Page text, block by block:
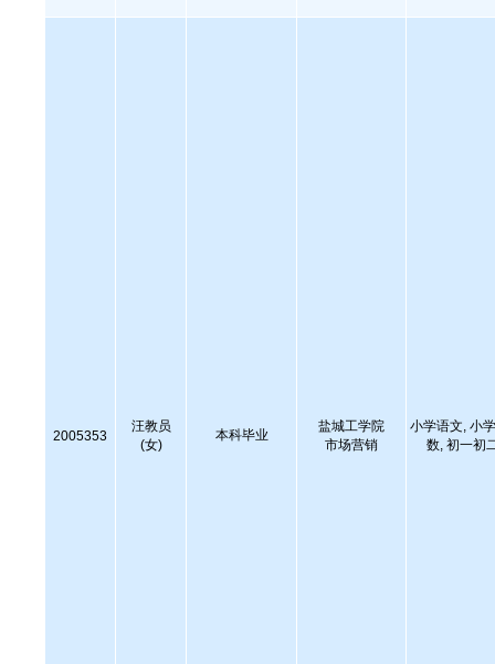
2005353
汪教员
(女)
本科毕业
盐城工学院
市场营销
小学语文, 小
数, 初一初